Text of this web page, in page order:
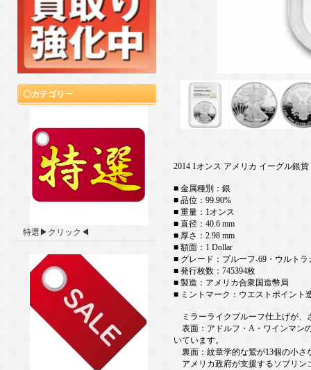
カテゴリー
特選▶クリック◀
2014 1オンス アメリカ イーグル銀
■ 金属種別：銀
■ 品位：99.90%
■ 重量：1オンス
■ 直径：40.6 mm
■ 厚さ：2.98 mm
■ 額面：1 Dollar
■ グレード：プルーフ-69・ウルトラ
■ 発行枚数：745394枚
■ 製造：アメリカ合衆国造幣局
■ ミントマーク：ウエストポイント
ミラーライクプルーフ仕上げが、
表面：アドルフ・A・ワインマン
いています。
裏面：紋章学的な鷲が13個の小さ
アメリカ政府が支援するソブリン